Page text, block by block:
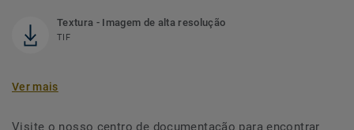
Textura - Imagem de alta resolução
TIF
Ver mais
Visite o nosso centro de documentação para encontrar